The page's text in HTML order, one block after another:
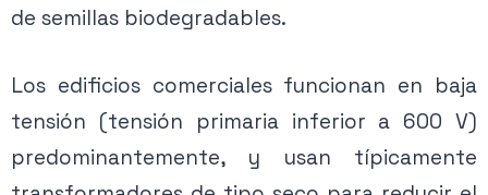
de semillas biodegradables.
Los edificios comerciales funcionan en baja
tensión (tensión primaria inferior a 600 V)
predominantemente, y usan típicamente